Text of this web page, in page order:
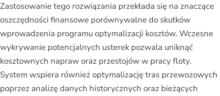
Zastosowanie tego rozwiązania przekłada się na znaczące
oszczędności finansowe porównywalne do skutków
wprowadzenia programu optymalizacji kosztów. Wczesne
wykrywanie potencjalnych usterek pozwala uniknąć
kosztownych napraw oraz przestojów w pracy floty.
System wspiera również optymalizację tras przewozowych
poprzez analizę danych historycznych oraz bieżących